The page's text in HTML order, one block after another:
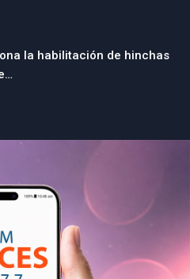
la habilitación de hinchas